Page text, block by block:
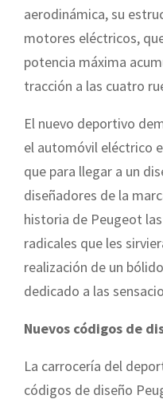
aerodinámica, su
motores eléctricos,
potencia máxima
tracción a las cuatro
El nuevo deportivo
el automóvil eléctrico
que para llegar a un
diseñadores de la
historia de Peugeot
radicales que les
realización de un
dedicado a las
Nuevos códigos de
La carrocería del
códigos de diseño